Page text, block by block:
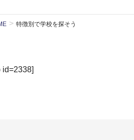
特徴別で学校を探そう
id=2338]